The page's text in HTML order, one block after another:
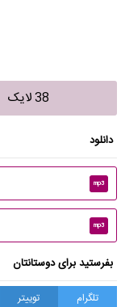
38 لایک
دانلود
mp3
mp3
بفرستید برای دوستانتان
تلگرام توییتر